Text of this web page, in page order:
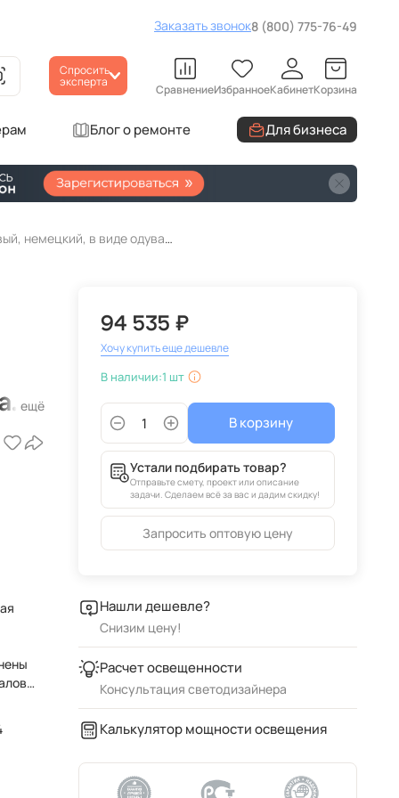
Заказать звонок8 (800) 775-76-49
Спросить
эксперта СравнениеИзбранноеКабинетКорзина
Блог о ремонте Для бизнеса
Подвесной светильник Brillant WE110.10.103 Wertmark рожковый, немецкий, в виде одуванчика
94 535 ₽
Хочу купить еще дешевле
В наличии:1 шт
В корзину
Устали подбирать товар?
Отправьте смету, проект или описание
задачи. Сделаем всё за вас и дадим скидку!
Запросить оптовую цену
Нашли дешевле?
Снизим цену!
Расчет освещенности
Консультация светодизайнера
Калькулятор мощности освещения